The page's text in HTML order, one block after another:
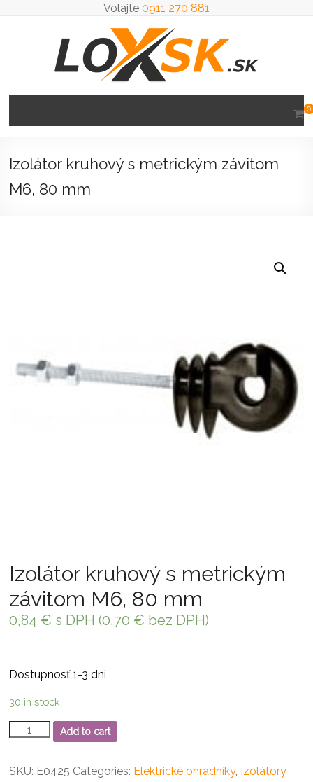
Volajte 0911 270 881
Loxsk
predaj
0
Izolátor kruhový s metrickým závitom
M6, 80 mm
Izolátor kruhový s metrickým
závitom M6, 80 mm
0,84 € s DPH (0,70 € bez DPH)
Dostupnosť 1-3 dni
30 in stock
Izolátor
kruhový
metrickým
Add to cart
SKU: E0425 Categories: Elektrické ohradníky, Izolátory